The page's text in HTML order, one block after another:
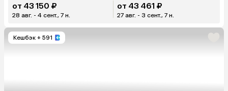
от 43 150 ₽
28 авг. - 4 сент., 7 н.
от 43 461 ₽
27 авг. - 3 сент., 7 н.
Кешбэк + 591